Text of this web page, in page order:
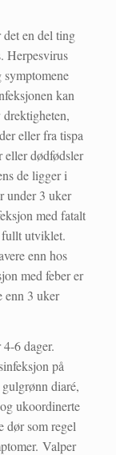
en del ting
Herpesvirus
symptomene
kan
eller fra tispa
eller dødfødsler
de ligger i
under 3 uker
med fatalt
utviklet.
enn hos
med feber er
enn 3 uker
6 dager.
på
diaré,
ukoordinerte
dør som regel
Valper